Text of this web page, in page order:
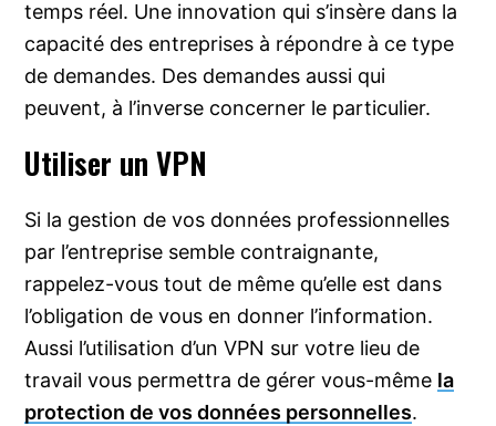
temps réel. Une innovation qui s’insère dans la
capacité des entreprises à répondre à ce type
de demandes. Des demandes aussi qui
peuvent, à l’inverse concerner le particulier.
Utiliser un VPN
Si la gestion de vos données professionnelles
par l’entreprise semble contraignante,
rappelez-vous tout de même qu’elle est dans
l’obligation de vous en donner l’information.
Aussi l’utilisation d’un VPN sur votre lieu de
travail vous permettra de gérer vous-même la
protection de vos données personnelles.